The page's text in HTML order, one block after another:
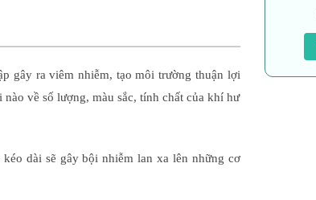
gây ra viêm nhiễm, tạo môi trường thuận lợi
về số lượng, màu sắc, tính chất của khí hư
dài sẽ gây bội nhiễm lan xa lên những cơ